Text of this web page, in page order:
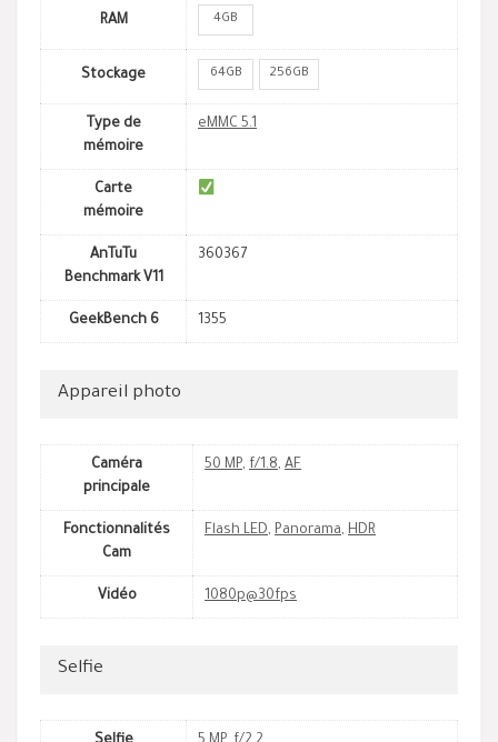
RAM 4GB
Stockage 64GB 256GB
Type de
mémoire
eMMC 5.1
Carte
mémoire
AnTuTu
Benchmark V11
360367
GeekBench 6 1355
Appareil photo
Caméra
principale
50 MP, f/1.8, AF
Fonctionnalités
Cam
Flash LED, Panorama, HDR
Vidéo 1080p@30fps
Selfie